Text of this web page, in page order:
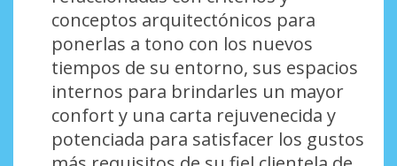
conceptos arquitectónicos para
ponerlas a tono con los nuevos
tiempos de su entorno, sus espacios
internos para brindarles un mayor
confort y una carta rejuvenecida y
potenciada para satisfacer los gustos